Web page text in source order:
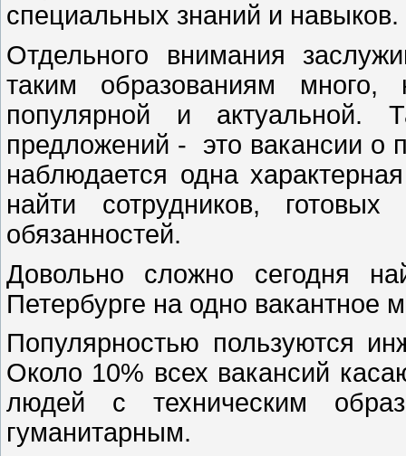
специальных знаний и навыков.
Отдельного внимания
таким образованиям
популярной и
предложений - это вакансии о
наблюдается одна
найти сотрудников,
обязанностей.
Довольно сложно сегодня
Петербурге на одно вакантное
Популярностью пользуются
Около 10% всех вакансий
людей с техническим
гуманитарным.